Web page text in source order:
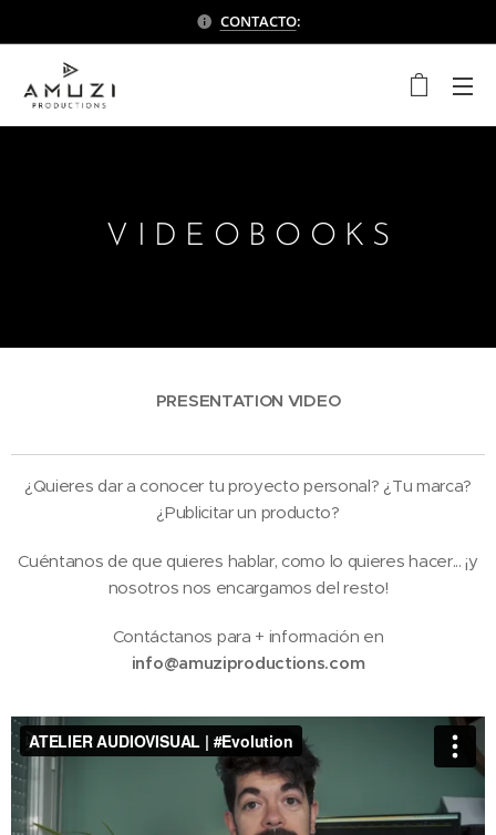
CONTACTO:
V I D E O B O O K S
PRESENTATION VIDEO
¿Quieres dar a conocer tu proyecto personal? ¿Tu marca?
¿Publicitar un producto?
Cuéntanos de que quieres hablar, como lo quieres hacer... ¡y
nosotros nos encargamos del resto!
Contáctanos para + información en
info@amuziproductions.com